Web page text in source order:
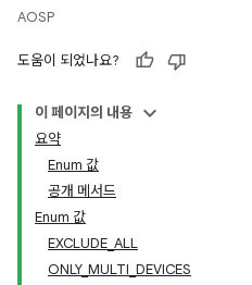
AOSP
도움이 되었나요?
이 페이지의 내용
요약
Enum 값
공개 메서드
Enum 값
EXCLUDE_ALL
ONLY_MULTI_DEVICES